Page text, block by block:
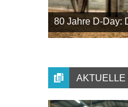
80 Jahre D-Day:
AKTUELLE